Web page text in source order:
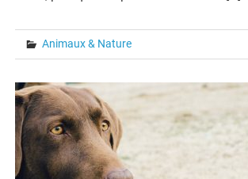
Animaux & Nature